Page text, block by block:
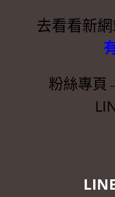
去看看新網
粉絲專頁